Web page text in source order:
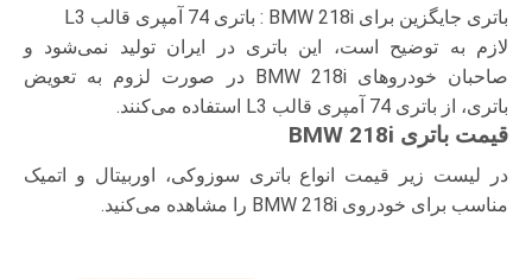
باتری جایگزین برای BMW 218i : باتری 74 آمپری قالب L3
لازم به توضیح است، این باتری در ایران تولید نمی‌شود و
صاحبان خودروهای BMW 218i در صورت لزوم به تعویض
باتری، از باتری 74 آمپری قالب L3 استفاده می‌کنند.
قیمت باتری BMW 218i
در لیست زیر قیمت انواع باتری سوزوکی، اوربیتال و اتمیک
مناسب برای خودروی BMW 218i را مشاهده می‌کنید.